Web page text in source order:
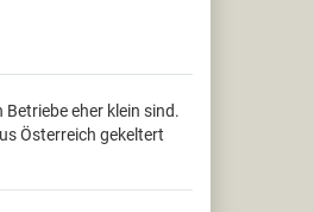
eher klein sind.
Österreich gekeltert